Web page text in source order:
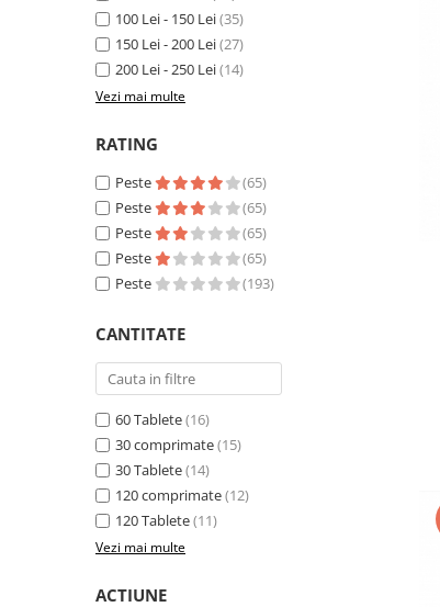
Sampoane si Balsamuri
Servetele Umede
Covorase absorbante
Curatare Ochi
Igiena Interior
Perii si descalcitoare caini
Solutii Atractante si repelente
Custi transport - Pisici
Jucarii Pisici
Lese, Hamuri si Zgarzi
Paturi, perne si cosuri pentru pisici
Recompense Delicioase
100 Lei - 150 Lei(35)
150 Lei - 200 Lei(27)
200 Lei - 250 Lei(14)
Vezi mai multe
RATING
Peste
(65)
Peste
(65)
Peste
(65)
Peste
(65)
Peste
(193)
CANTITATE
60 Tablete(16)
30 comprimate(15)
30 Tablete(14)
120 comprimate(12)
120 Tablete(11)
Vezi mai multe
ACTIUNE